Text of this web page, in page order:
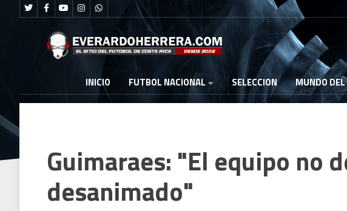
INICIO FUTBOL NACIONAL SELECCION MUNDO
Guimaraes: "El equipo no
desanimado"